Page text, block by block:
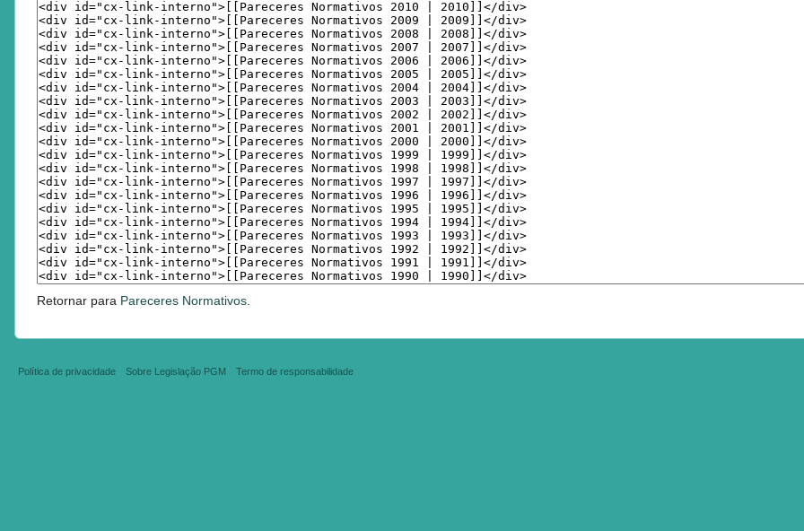
Retornar para Pareceres Normativos
Política de privacidade Sobre Legislação PGM Termo de responsabilidade